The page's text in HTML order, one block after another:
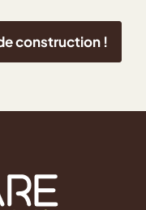
construction !